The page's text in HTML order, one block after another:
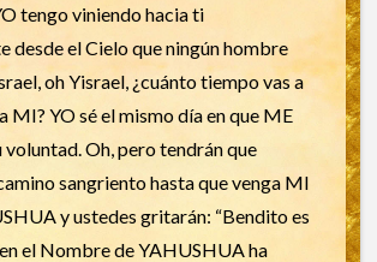
tengo viniendo hacia ti
desde el Cielo que ningún hombre
oh Yisrael, ¿cuánto tiempo vas a
MI? YO sé el mismo día en que ME
Oh, pero tendrán que
sangriento hasta que venga MI
y ustedes gritarán: “Bendito es
el Nombre de YAHUSHUA ha